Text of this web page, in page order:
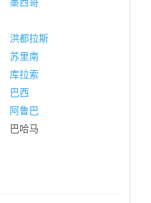
洪都拉斯
苏里南
库拉索
巴西
阿鲁巴
巴哈马